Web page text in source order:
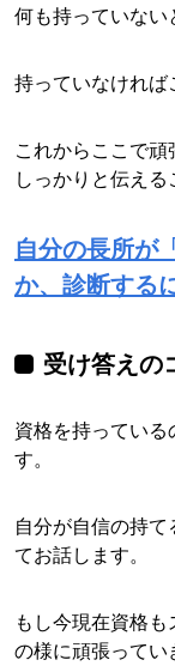
何も持っていない
持っていなければ
これからここで
しっかりと伝える
自分の長所が
か、診断する
受け答えの
資格を持っている
す。
自分が自信の持て
てお話します。
もし今現在資格
の様に頑張ってい